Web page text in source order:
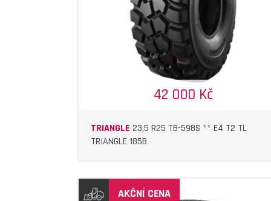
42 000 Kč
TRIANGLE 23,5 R25 TB-598S ** E4 T2 TL
TRIANGLE 185B
AKČNÍ CENA